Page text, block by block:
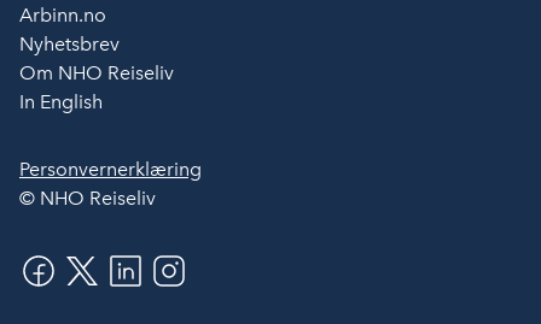
Arbinn.no
Nyhetsbrev
Om NHO Reiseliv
In English
Personvernerklæring
© NHO Reiseliv